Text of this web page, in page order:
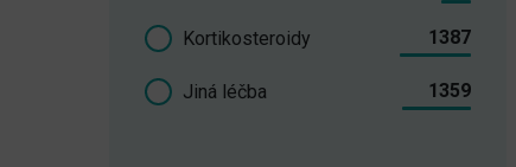
Kortikosteroidy 1387
Jiná léčba 1359